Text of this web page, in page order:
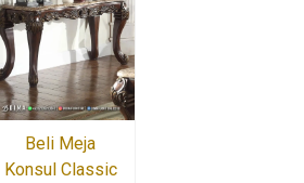
Beli Meja
Konsul Classic